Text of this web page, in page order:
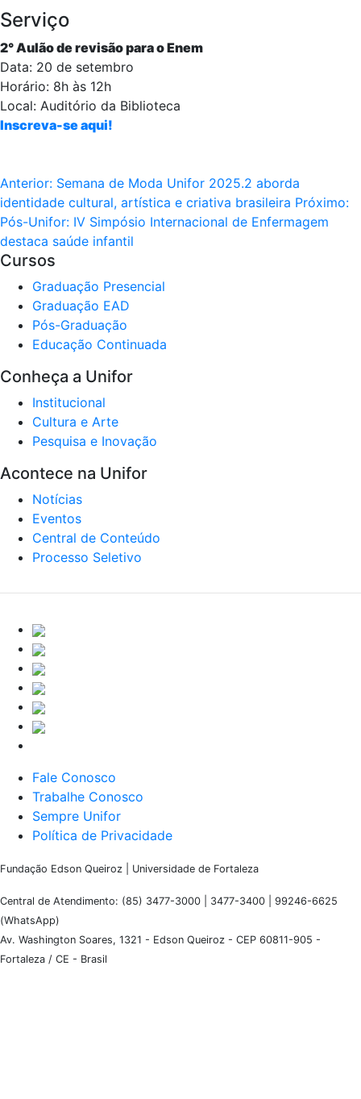
Serviço
2° Aulão de revisão para o Enem
Data: 20 de setembro
Horário: 8h às 12h
Local: Auditório da Biblioteca
Inscreva-se aqui!
Anterior: Semana de Moda Unifor 2025.2 aborda
identidade cultural, artística e criativa brasileira Próximo:
Pós-Unifor: IV Simpósio Internacional de Enfermagem
destaca saúde infantil
Cursos
Graduação Presencial
Graduação EAD
Pós-Graduação
Educação Continuada
Conheça a Unifor
Institucional
Cultura e Arte
Pesquisa e Inovação
Acontece na Unifor
Notícias
Eventos
Central de Conteúdo
Processo Seletivo
Fale Conosco
Trabalhe Conosco
Sempre Unifor
Política de Privacidade
Fundação Edson Queiroz | Universidade de Fortaleza
Central de Atendimento: (85) 3477-3000 | 3477-3400 | 99246-6625
(WhatsApp)
Av. Washington Soares, 1321 - Edson Queiroz - CEP 60811-905 -
Fortaleza / CE - Brasil